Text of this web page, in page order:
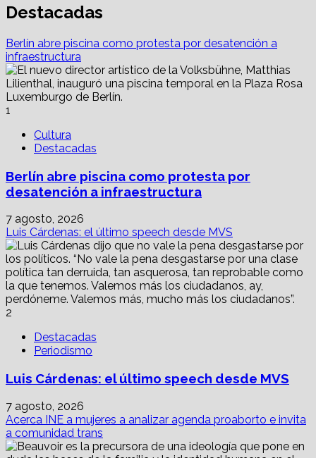
about
CBDC:
un
mundo
controlado
por
grandes
Destacadas
Berlín abre piscina como protesta por desatención a
infraestructura
1
Cultura
Destacadas
Berlín abre piscina como protesta por
desatención a infraestructura
7 agosto, 2026
Luis Cárdenas: el último speech desde MVS
2
Destacadas
Periodismo
Luis Cárdenas: el último speech desde MVS
7 agosto, 2026
Acerca INE a mujeres a analizar agenda proaborto e invita
a comunidad trans